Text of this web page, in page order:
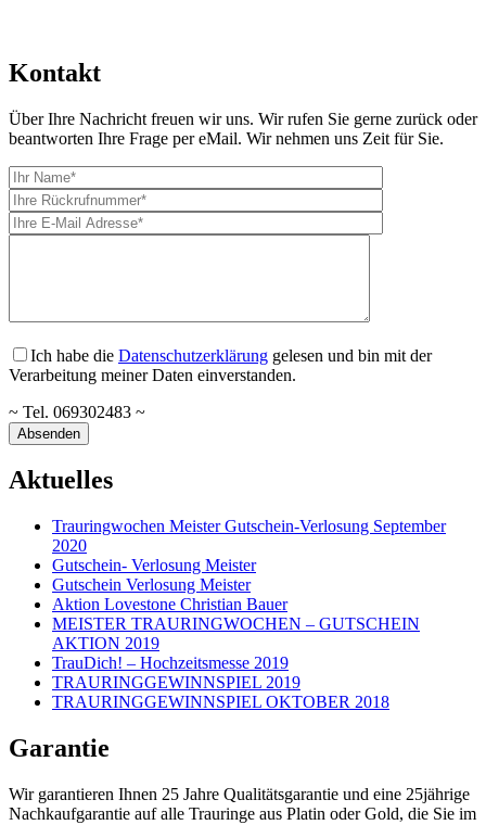
Kontakt
Über Ihre Nachricht freuen wir uns. Wir rufen Sie gerne zurück oder
beantworten Ihre Frage per eMail. Wir nehmen uns Zeit für Sie.
Ich habe die Datenschutzerklärung gelesen und bin mit der
Verarbeitung meiner Daten einverstanden.
~ Tel. 069302483 ~
Aktuelles
Trauringwochen Meister Gutschein-Verlosung September
2020
Gutschein- Verlosung Meister
Gutschein Verlosung Meister
Aktion Lovestone Christian Bauer
MEISTER TRAURINGWOCHEN – GUTSCHEIN
AKTION 2019
TrauDich! – Hochzeitsmesse 2019
TRAURINGGEWINNSPIEL 2019
TRAURINGGEWINNSPIEL OKTOBER 2018
Garantie
Wir garantieren Ihnen 25 Jahre Qualitätsgarantie und eine 25jährige
Nachkaufgarantie auf alle Trauringe aus Platin oder Gold, die Sie im